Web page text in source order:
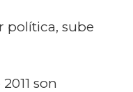
política, sube
son